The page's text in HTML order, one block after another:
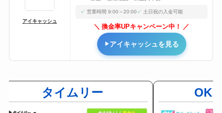
アイキャッシュ
営業時間 9:00～20:00 土日祝の入金可能
換金率UPキャンペーン中！
アイキャッシュを見る
タイムリー OK